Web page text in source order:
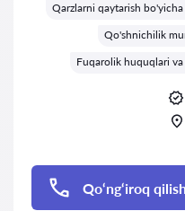
Qarzlarni qaytarish
Qo'shnichilik
Fuqarolik huquqlari
Qo‘ng‘iroq qilish